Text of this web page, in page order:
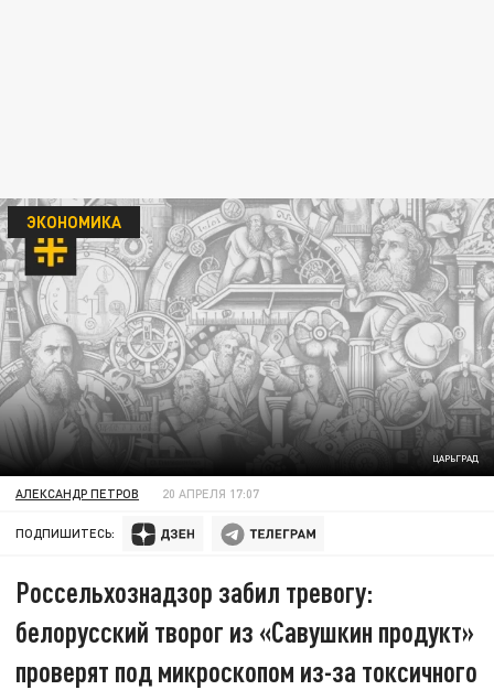
ЦАРЬГРАД
ЭКОНОМИКА
АЛЕКСАНДР ПЕТРОВ 20 АПРЕЛЯ 17:07
ПОДПИШИТЕСЬ:
Россельхознадзор забил тревогу:
белорусский творог из «Савушкин продукт»
проверят под микроскопом из-за токсичного